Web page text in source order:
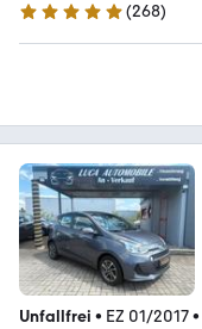
5 Sterne
(268)
Unfallfrei • EZ 01/2017•